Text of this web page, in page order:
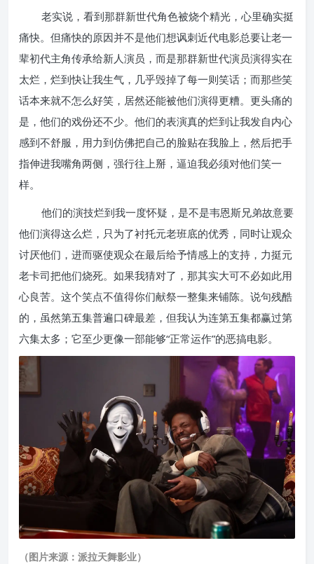
老实说，看到那群新世代角色被烧个精光，心里确实挺
痛快。但痛快的原因并不是他们想讽刺近代电影总要让老一
辈初代主角传承给新人演员，而是那群新世代演员演得实在
太烂，烂到快让我生气，几乎毁掉了每一则笑话；而那些笑
话本来就不怎么好笑，居然还能被他们演得更糟。更头痛的
是，他们的戏份还不少。他们的表演真的烂到让我发自内心
感到不舒服，用力到仿佛把自己的脸贴在我脸上，然后把手
指伸进我嘴角两侧，强行往上掰，逼迫我必须对他们笑一
样。
他们的演技烂到我一度怀疑，是不是韦恩斯兄弟故意要
他们演得这么烂，只为了衬托元老班底的优秀，同时让观众
讨厌他们，进而驱使观众在最后给予情感上的支持，力挺元
老卡司把他们烧死。如果我猜对了，那其实大可不必如此用
心良苦。这个笑点不值得你们献祭一整集来铺陈。说句残酷
的，虽然第五集普遍口碑最差，但我认为连第五集都赢过第
六集太多；它至少更像一部能够“正常运作”的恶搞电影。
（图片来源：派拉天舞影业）